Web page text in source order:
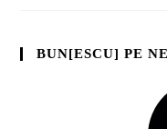
BUN[ESCU] PE